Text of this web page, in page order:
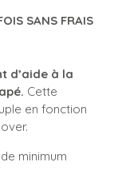
SANS FRAIS
d’aide à la
Cette
en fonction
minimum